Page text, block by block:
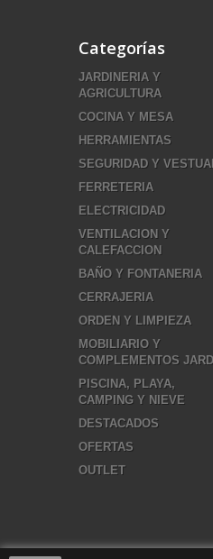
Categorías
JARDINERIA Y
AGRICULTURA
COCINA Y MESA
HERRAMIENTAS
SEGURIDAD Y
FERRETERIA
ELECTRICIDAD
VENTILACION Y
CALEFACCION
BAÑO Y FONTANERIA
CERRAJERIA
ORDEN Y LIMPIEZA
MOBILIARIO Y
COMPLEMENTOS
PISCINA, PLAYA,
CAMPING Y NIEVE
DESTACADOS
OFERTAS
OUTLET